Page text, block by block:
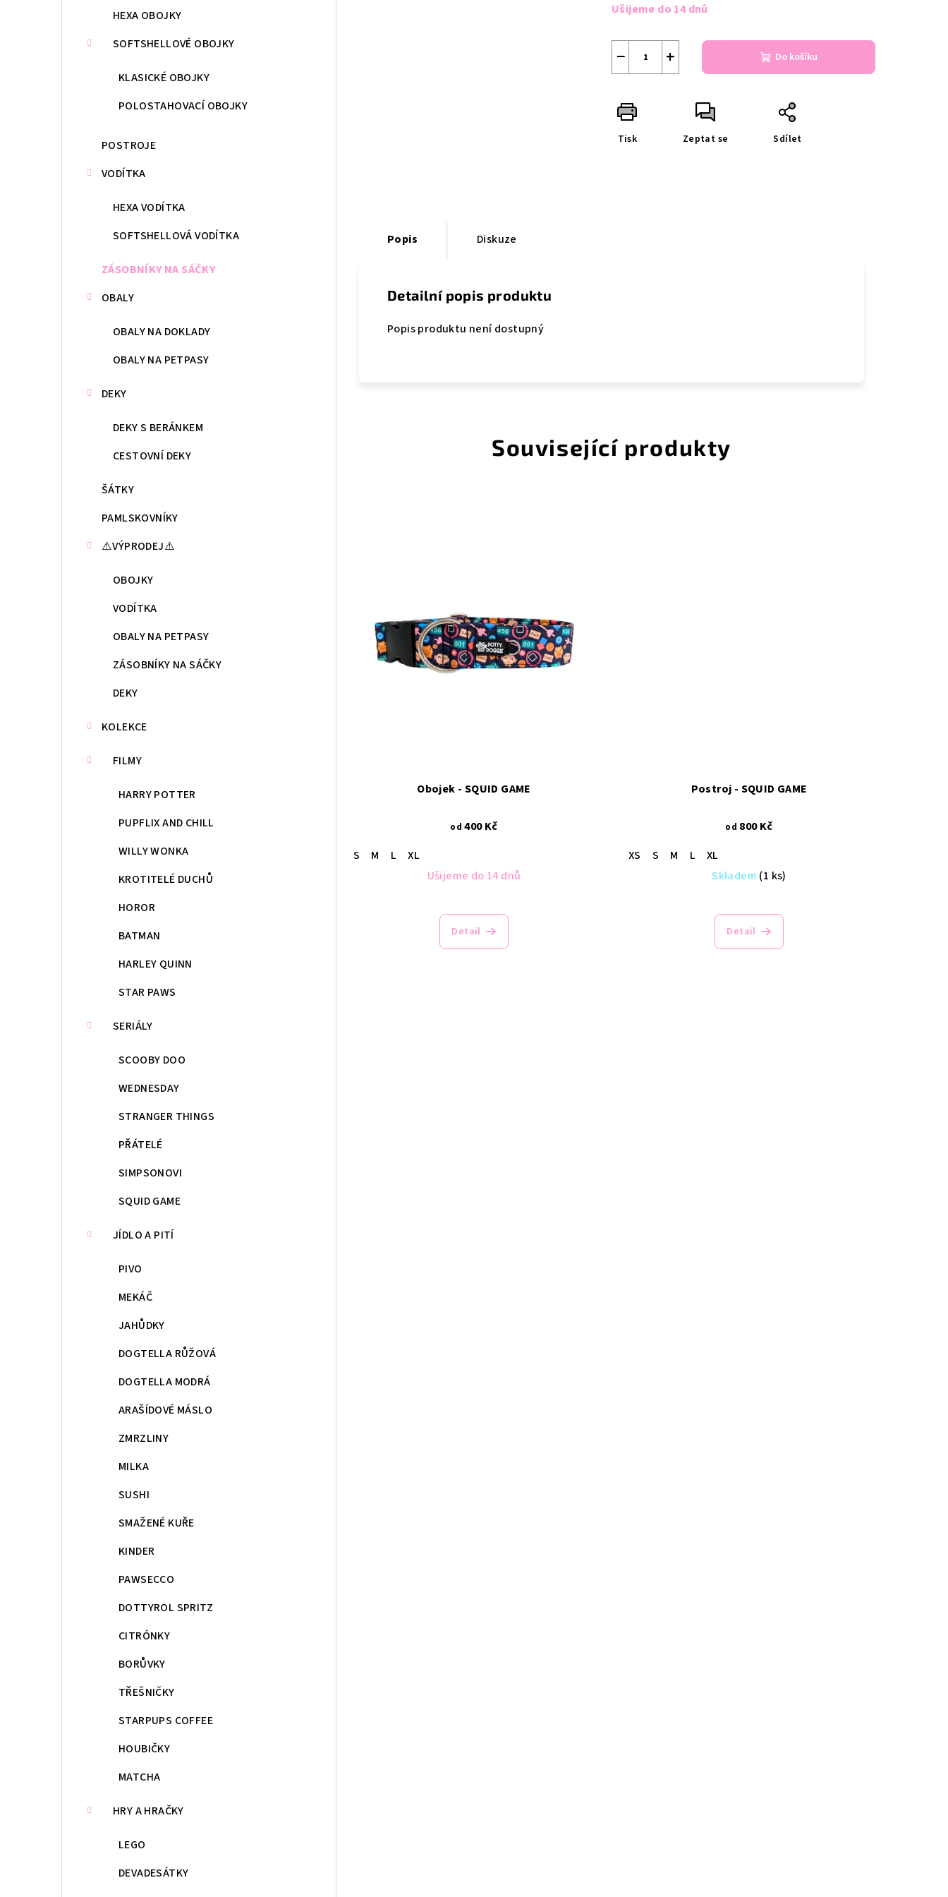
HEXA OBOJKY
SOFTSHELLOVÉ OBOJKY
KLASICKÉ OBOJKY
POLOSTAHOVACÍ OBOJKY
POSTROJE
VODÍTKA
HEXA VODÍTKA
SOFTSHELLOVÁ VODÍTKA
ZÁSOBNÍKY NA SÁČKY
OBALY
OBALY NA DOKLADY
OBALY NA PETPASY
DEKY
DEKY S BERÁNKEM
CESTOVNÍ DEKY
ŠÁTKY
PAMLSKOVNÍKY
⚠️VÝPRODEJ⚠️
OBOJKY
VODÍTKA
OBALY NA PETPASY
ZÁSOBNÍKY NA SÁČKY
DEKY
KOLEKCE
FILMY
HARRY POTTER
PUPFLIX AND CHILL
WILLY WONKA
KROTITELÉ DUCHŮ
HOROR
BATMAN
HARLEY QUINN
STAR PAWS
SERIÁLY
SCOOBY DOO
WEDNESDAY
STRANGER THINGS
PŘÁTELÉ
SIMPSONOVI
SQUID GAME
JÍDLO A PITÍ
PIVO
MEKÁČ
JAHŮDKY
DOGTELLA RŮŽOVÁ
DOGTELLA MODRÁ
ARAŠÍDOVÉ MÁSLO
ZMRZLINY
MILKA
SUSHI
SMAŽENÉ KUŘE
KINDER
PAWSECCO
DOTTYROL SPRITZ
CITRÓNKY
BORŮVKY
TŘEŠNIČKY
STARPUPS COFFEE
HOUBIČKY
MATCHA
HRY A HRAČKY
LEGO
DEVADESÁTKY
cena:
Ušijeme do 14 dnů
+
− Do košíku
Tisk Zeptat se Sdílet
Popis Diskuze
Detailní popis produktu
Popis produktu není dostupný
Související produkty
Obojek - SQUID GAME
od 400 Kč
S
M L
XL
Ušijeme do 14 dnů
Detail
Postroj - SQUID GAME
od 800 Kč
XS
S M L
XL
Skladem (1 ks)
Detail